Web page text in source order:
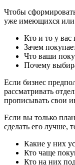
Чтобы
уже имеющихся или
Кто и то у вас
Зачем
Что ваши
Почему
Если бизнес
рассматривать
прописывать свои
Если вы только
сделать его лучше,
Какие у них
Кто чаще
Кто на них